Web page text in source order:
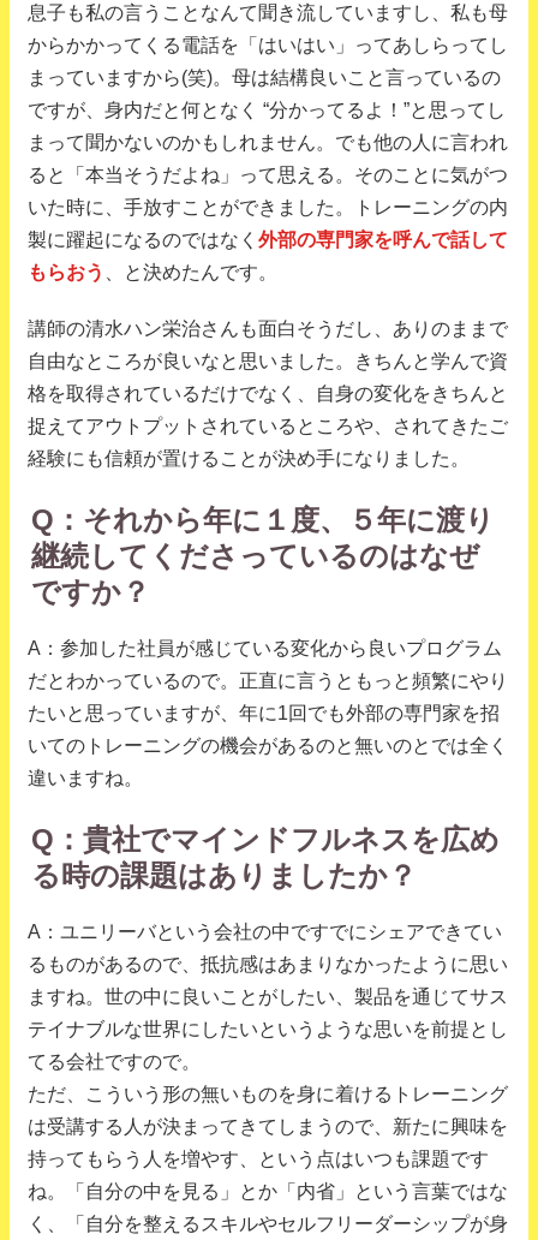
息子も私の言うことなんて聞き流していますし、私も母
からかかってくる電話を「はいはい」ってあしらってし
まっていますから(笑)。母は結構良いこと言っているの
ですが、身内だと何となく “分かってるよ！”と思ってし
まって聞かないのかもしれません。でも他の人に言われ
ると「本当そうだよね」って思える。そのことに気がつ
いた時に、手放すことができました。トレーニングの内
製に躍起になるのではなく 外部の専門家を呼んで話して
もらおう
、と決めたんです。
講師の清水ハン栄治さんも面白そうだし、ありのままで
自由なところが良いなと思いました。きちんと学んで資
格を取得されているだけでなく、自身の変化をきちんと
捉えてアウトプットされているところや、されてきたご
経験にも信頼が置けることが決め手になりました。
Q：それから年に１度、５年に渡り
継続してくださっているのはなぜ
ですか？
A：参加した社員が感じている変化から良いプログラム
だとわかっているので。正直に言うともっと頻繁にやり
たいと思っていますが、年に1回でも外部の専門家を招
いてのトレーニングの機会があるのと無いのとでは全く
違いますね。
Q：貴社でマインドフルネスを広め
る時の課題はありましたか？
A：ユニリーバという会社の中ですでにシェアできてい
るものがあるので、抵抗感はあまりなかったように思い
ますね。世の中に良いことがしたい、製品を通じてサス
テイナブルな世界にしたいというような思いを前提とし
てる会社ですので。
ただ、こういう形の無いものを身に着けるトレーニング
は受講する人が決まってきてしまうので、新たに興味を
持ってもらう人を増やす、という点はいつも課題です
ね。「自分の中を見る」とか「内省」という言葉ではな
く、「自分を整えるスキルやセルフリーダーシップが身